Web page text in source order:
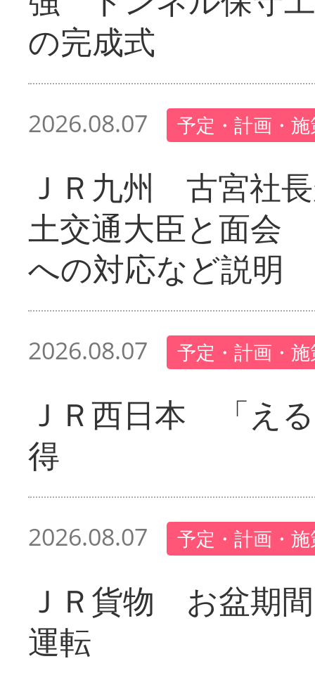
の完成式
2026.08.07 予定・計画・
ＪＲ九州 古宮社
土交通大臣と面会
への対応など説明
2026.08.07 予定・計画・
ＪＲ西日本 「え
得
2026.08.07 予定・計画・
ＪＲ貨物 お盆期
運転